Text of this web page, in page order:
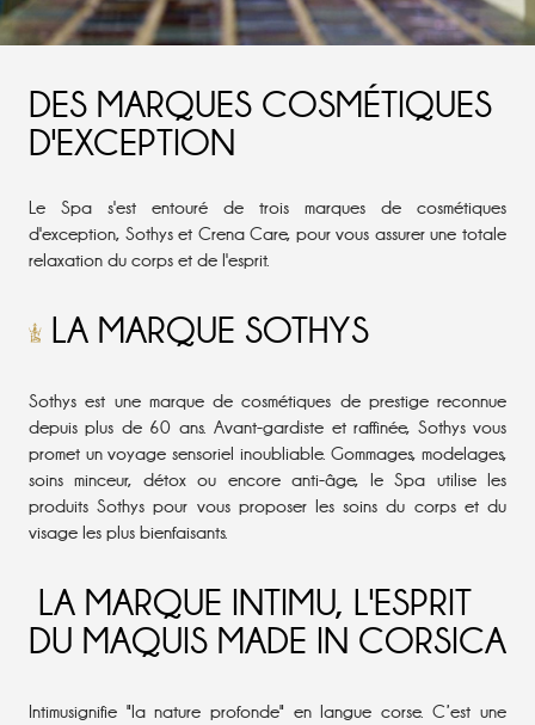
DES MARQUES COSMÉTIQUES
D'EXCEPTION
Le Spa s'est entouré de trois marques de cosmétiques
d'exception, Sothys et Crena Care, pour vous assurer une totale
relaxation du corps et de l'esprit.
LA MARQUE SOTHYS
Sothys est une marque de cosmétiques de prestige reconnue
depuis plus de 60 ans. Avant-gardiste et raffinée, Sothys vous
promet un voyage sensoriel inoubliable. Gommages, modelages,
soins minceur, détox ou encore anti-âge, le Spa utilise les
produits Sothys pour vous proposer les soins du corps et du
visage les plus bienfaisants.
LA MARQUE INTIMU, L'ESPRIT
DU MAQUIS MADE IN CORSICA
Intimusignifie "la nature profonde" en langue corse. C’est une